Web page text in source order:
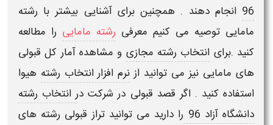
96 انجام دهند . همچنین برای آشنایی بیشتر با رشته
مامایی توصیه می کنیم معرفی رشته مامایی را مطالعه
کنید .برای انتخاب رشته مجازی و مشاهده آمار کل قبولی
های مامایی نیز می توانید از نرم افزار انتخاب رشته هیوا
استفاده کنید . اگر قصد قبولی در شرکت درانتخاب رشته
دانشگاه آزاد 96
را دارید می توانید تراز قبولی رشته های